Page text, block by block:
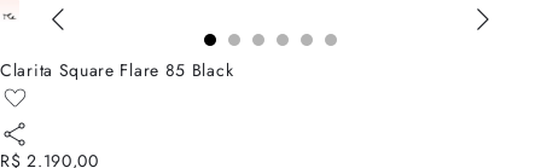
Clarita Square Flare 85 Black
R$ 2.190,00